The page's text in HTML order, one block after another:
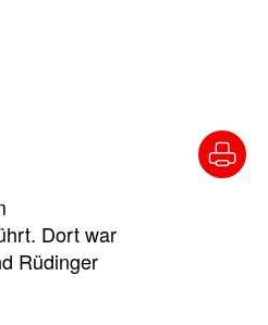
Dort war
Rüdinger